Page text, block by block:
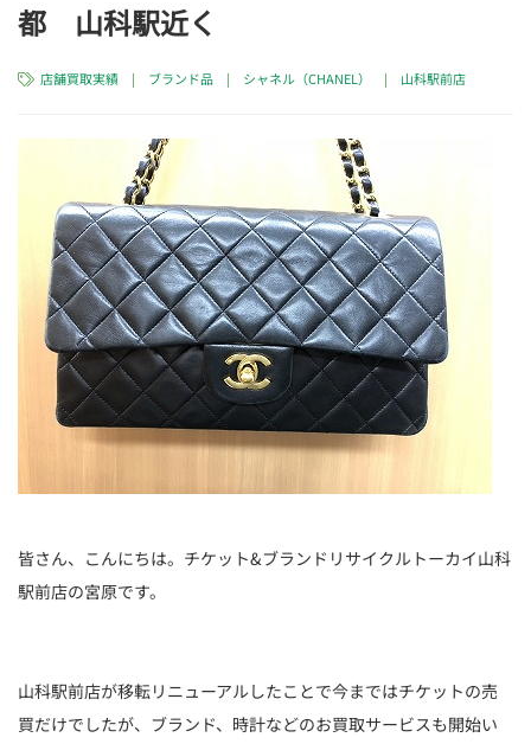
都 山科駅近く
店舗買取実績 | ブランド品 | シャネル（CHANEL） | 山科駅前店
皆さん、こんにちは。チケット&ブランドリサイクルトーカイ山科
駅前店の宮原です。
山科駅前店が移転リニューアルしたことで今まではチケットの売
買だけでしたが、ブランド、時計などのお買取サービスも開始い